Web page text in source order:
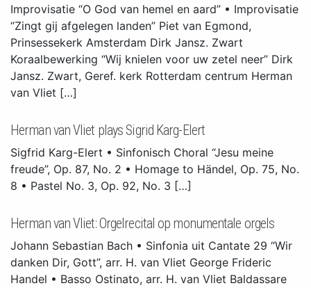
Improvisatie “O God van hemel en aard” • Improvisatie
“Zingt gij afgelegen landen” Piet van Egmond,
Prinsessekerk Amsterdam Dirk Jansz. Zwart
Koraalbewerking “Wij knielen voor uw zetel neer” Dirk
Jansz. Zwart, Geref. kerk Rotterdam centrum Herman
van Vliet […]
Herman van Vliet plays Sigrid Karg-Elert
Sigfrid Karg-Elert • Sinfonisch Choral “Jesu meine
freude”, Op. 87, No. 2 • Homage to Händel, Op. 75, No.
8 • Pastel No. 3, Op. 92, No. 3 […]
Herman van Vliet: Orgelrecital op monumentale orgels
Johann Sebastian Bach • Sinfonia uit Cantate 29 “Wir
danken Dir, Gott”, arr. H. van Vliet George Frideric
Handel • Basso Ostinato, arr. H. van Vliet Baldassare